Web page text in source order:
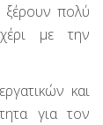
πολύ
με την
και
για τον